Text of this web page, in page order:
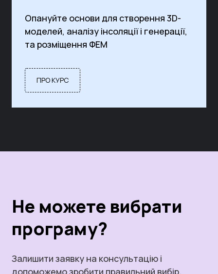
Опануйте основи для створення 3D-
моделей, аналізу інсоляції і генерації,
та розміщення ФЕМ
ПРО КУРС
Не можете вибрати
програму?
Залишити заявку на консультацію і
допоможемо зробити правильний вибір.